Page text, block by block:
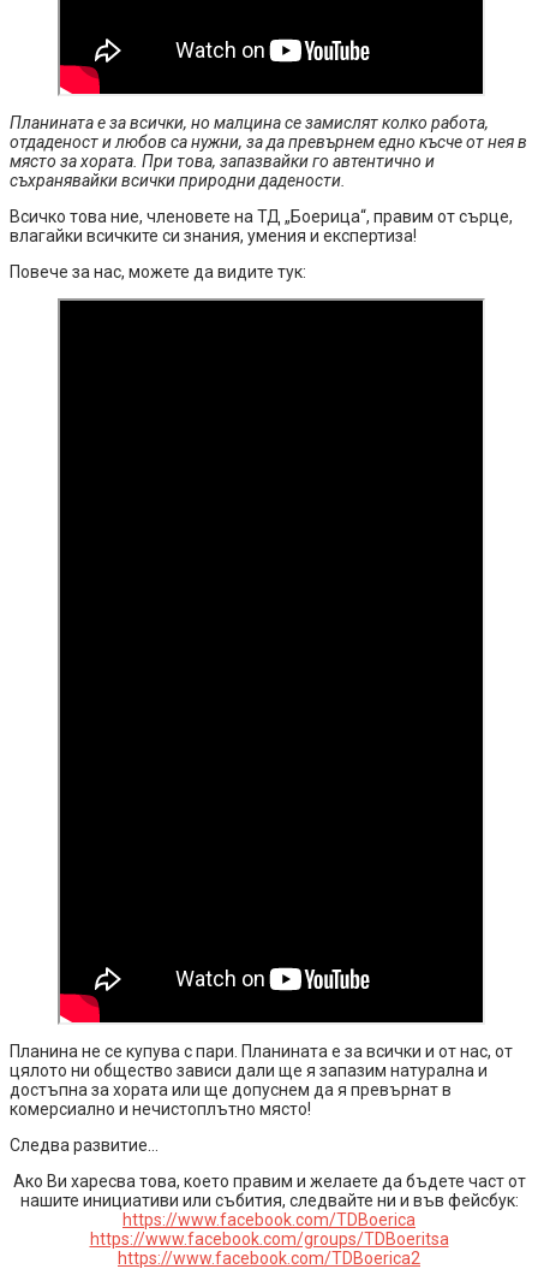
Планината е за всички, но малцина се замислят колко работа,
отдаденост и любов са нужни, за да превърнем едно късче от нея в
място за хората. При това, запазвайки го автентично и
съхранявайки всички природни дадености.
Всичко това ние, членовете на ТД „Боерица“, правим от сърце,
влагайки всичките си знания, умения и експертиза!
Повече за нас, можете да видите тук:
Планина не се купува с пари. Планината е за всички и от нас, от
цялото ни общество зависи дали ще я запазим натурална и
достъпна за хората или ще допуснем да я превърнат в
комерсиално и нечистоплътно място!
Следва развитие…
Ако Ви харесва това, което правим и желаете да бъдете част от
нашите инициативи или събития, следвайте ни и във фейсбук:
https://www.facebook.com/TDBoerica
https://www.facebook.com/groups/TDBoeritsa
https://www.facebook.com/TDBoerica2